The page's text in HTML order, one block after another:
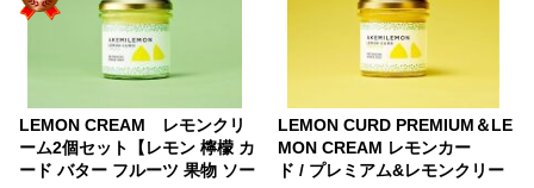
LEMON CREAM レモンクリ
ーム2個セット【レモン 檸檬 カ
ード バター フルーツ 果物 ソー
LEMON CURD PREMIUM＆LE
MON CREAM レモンカー
ド / プレミアム&レモンクリー